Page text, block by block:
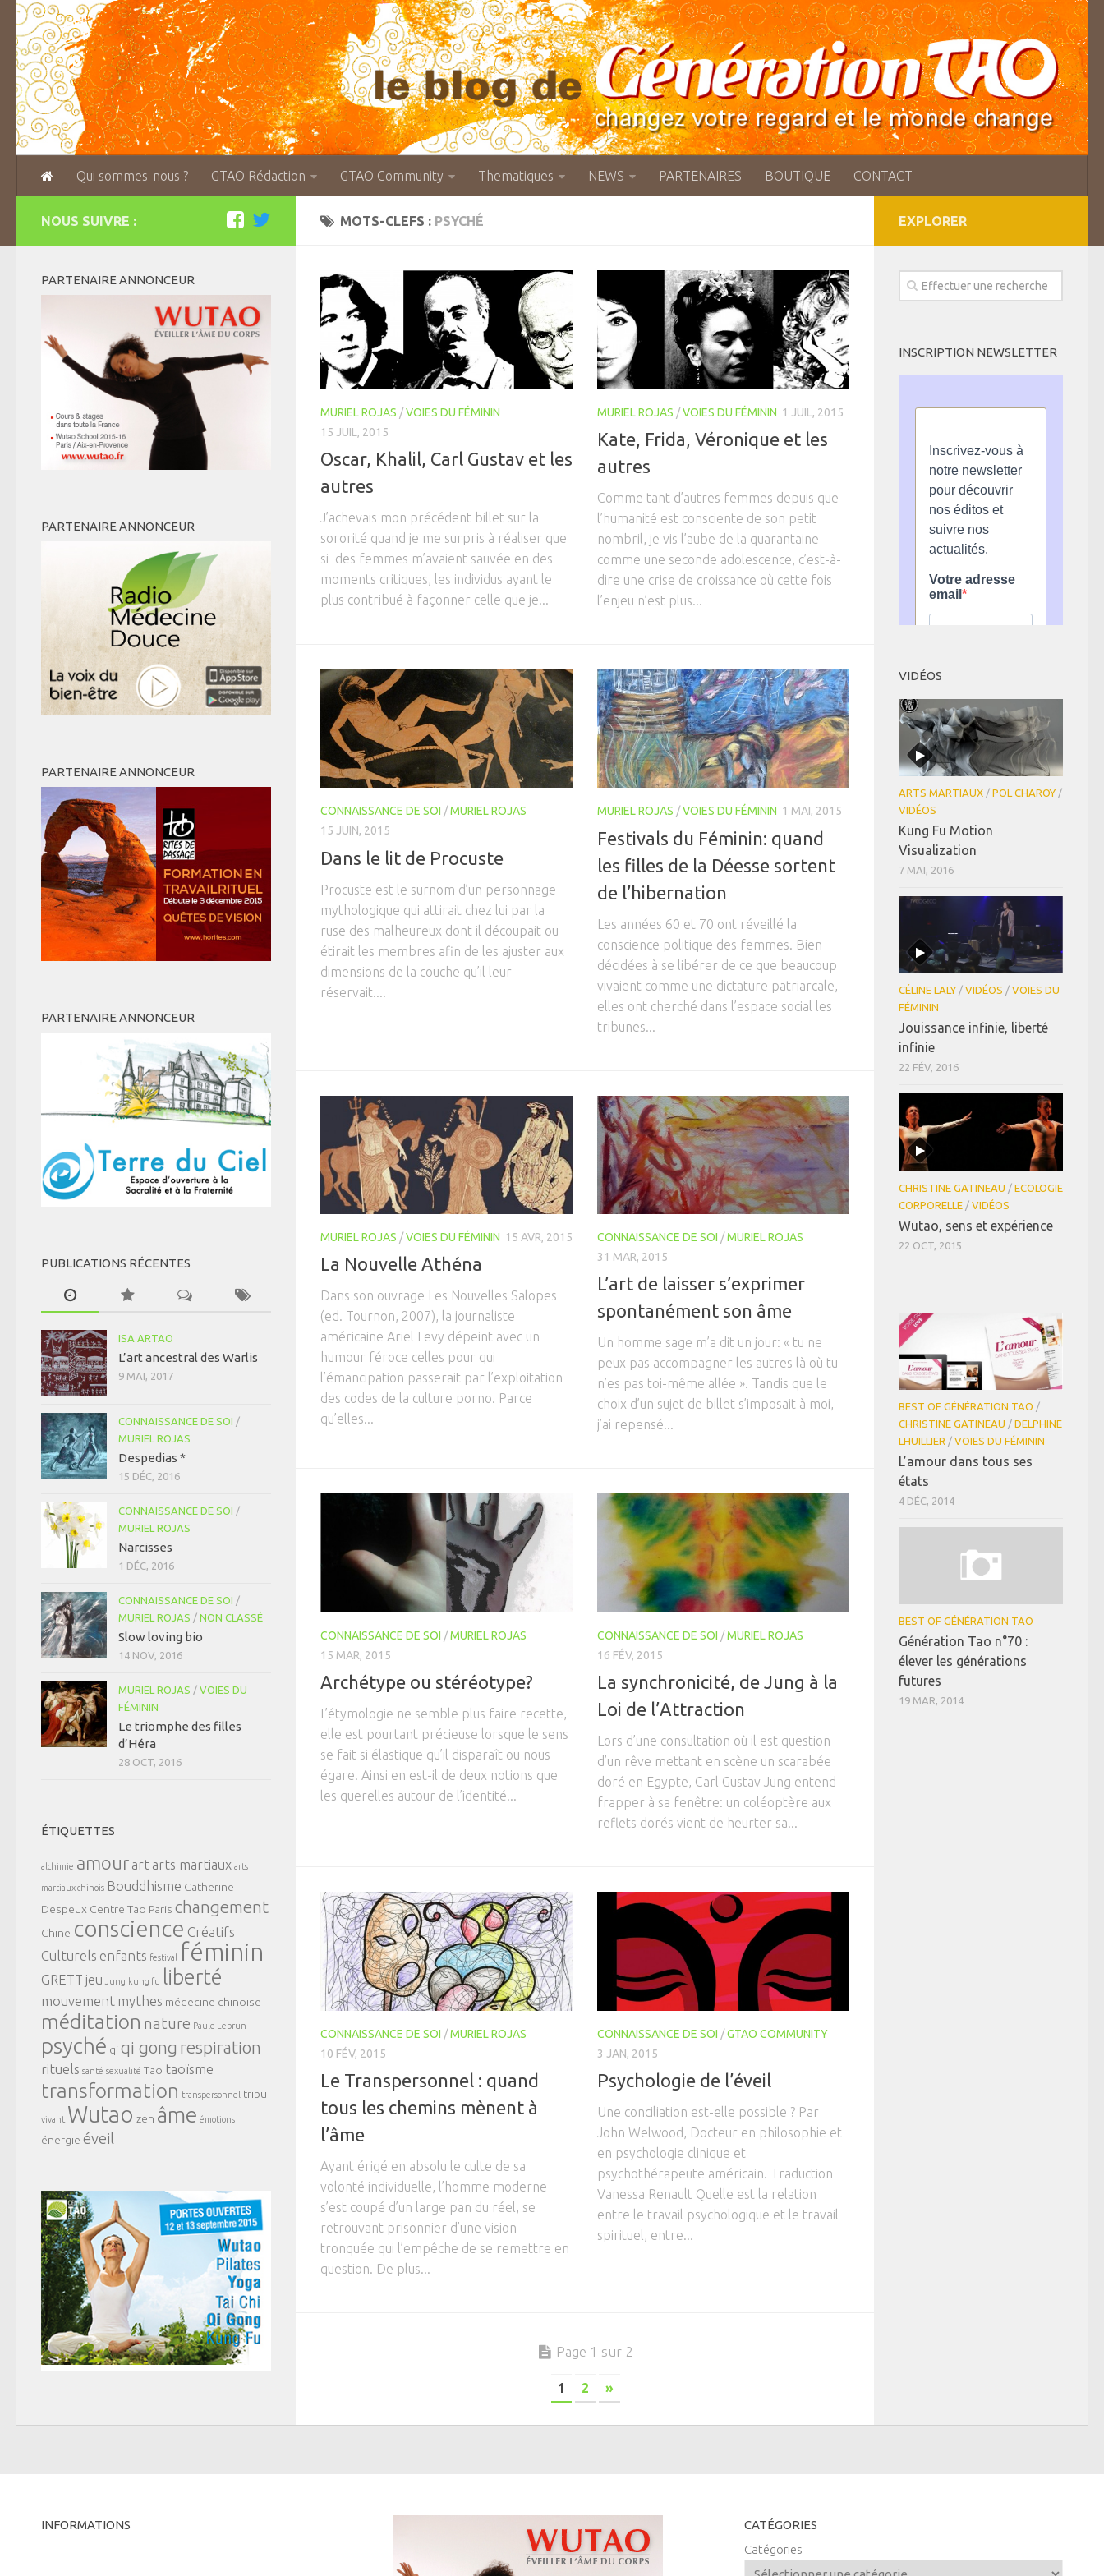
Qui sommes-nous ? GTAO Rédaction GTAO Community Thematiques NEWS PARTENAIRES BOUTIQUE CONTACT
MOTS-CLEFS : PSYCHÉ
MURIEL ROJAS /VOIES DU FÉMININ
15 JUIL, 2015
Oscar, Khalil, Carl Gustav et les
autres
J’achevais mon précédent billet sur la
sororité quand je me surpris à réaliser que
si des femmes m’avaient sauvée en des
moments critiques, les individus ayant le
plus contribué à façonner celle que je...
MURIEL ROJAS /VOIES DU FÉMININ 1 JUIL, 2015
Kate, Frida, Véronique et les
autres
Comme tant d’autres femmes depuis que
l’humanité est consciente de son petit
nombril, je vis l’aube de la quarantaine
comme une seconde adolescence, c’est-à-
dire une crise de croissance où cette fois
l’enjeu n’est plus...
CONNAISSANCE DE SOI /MURIEL ROJAS
15 JUIN, 2015
Dans le lit de Procuste
Procuste est le surnom d’un personnage
mythologique qui attirait chez lui par la
ruse des malheureux dont il découpait ou
étirait les membres afin de les ajuster aux
dimensions de la couche qu’il leur
réservait....
MURIEL ROJAS /VOIES DU FÉMININ 1 MAI, 2015
Festivals du Féminin: quand
les filles de la Déesse sortent
de l’hibernation
Les années 60 et 70 ont réveillé la
conscience politique des femmes. Bien
décidées à se libérer de ce que beaucoup
vivaient comme une dictature patriarcale,
elles ont cherché dans l’espace social les
tribunes...
MURIEL ROJAS /VOIES DU FÉMININ 15 AVR, 2015
La Nouvelle Athéna
Dans son ouvrage Les Nouvelles Salopes
(ed. Tournon, 2007), la journaliste
américaine Ariel Levy dépeint avec un
humour féroce celles pour qui
l’émancipation passerait par l’exploitation
des codes de la culture porno. Parce
qu’elles...
CONNAISSANCE DE SOI /MURIEL ROJAS
31 MAR, 2015
L’art de laisser s’exprimer
spontanément son âme
Un homme sage m’a dit un jour: « tu ne
peux pas accompagner les autres là où tu
n’es pas toi-même allée ». Tandis que le
choix d’un sujet de billet s’imposait à moi,
j’ai repensé...
CONNAISSANCE DE SOI /MURIEL ROJAS
15 MAR, 2015
Archétype ou stéréotype?
L’étymologie ne semble plus faire recette,
elle est pourtant précieuse lorsque le sens
se fait si élastique qu’il disparaît ou nous
égare. Ainsi en est-il de deux notions que
les querelles autour de l’identité...
CONNAISSANCE DE SOI /MURIEL ROJAS
16 FÉV, 2015
La synchronicité, de Jung à la
Loi de l’Attraction
Lors d’une consultation où il est question
d’un rêve mettant en scène un scarabée
doré en Egypte, Carl Gustav Jung entend
frapper à sa fenêtre: un coléoptère aux
reflets dorés vient de heurter sa...
CONNAISSANCE DE SOI /MURIEL ROJAS
10 FÉV, 2015
Le Transpersonnel : quand
tous les chemins mènent à
l’âme
Ayant érigé en absolu le culte de sa
volonté individuelle, l’homme moderne
s’est coupé d’un large pan du réel, se
retrouvant prisonnier d’une vision
tronquée qui l’empêche de se remettre en
question. De plus...
CONNAISSANCE DE SOI /GTAO COMMUNITY
3 JAN, 2015
Psychologie de l’éveil
Une conciliation est-elle possible ? Par
John Welwood, Docteur en philosophie et
en psychologie clinique et
psychothérapeute américain. Traduction
Vanessa Renault Quelle est la relation
entre le travail psychologique et le travail
spirituel, entre...
Page 1 sur 2
1 2 »
NOUS SUIVRE :
PARTENAIRE ANNONCEUR
PARTENAIRE ANNONCEUR
PARTENAIRE ANNONCEUR
PARTENAIRE ANNONCEUR
PUBLICATIONS RÉCENTES
ISA ARTAO
L’art ancestral des Warlis
9 MAI, 2017
CONNAISSANCE DE SOI /
MURIEL ROJAS
Despedias *
15 DÉC, 2016
CONNAISSANCE DE SOI /
MURIEL ROJAS
Narcisses
1 DÉC, 2016
CONNAISSANCE DE SOI /
MURIEL ROJAS / NON CLASSÉ
Slow loving bio
14 NOV, 2016
MURIEL ROJAS / VOIES DU
FÉMININ
Le triomphe des filles
d’Héra
28 OCT, 2016
ÉTIQUETTES
alchimie amour art arts martiaux arts
martiaux chinois Bouddhisme Catherine
Despeux Centre Tao Paris changement
Chine conscience Créatifs
Culturels enfants festival féminin
GRETT jeu Jung kung fu liberté
mouvement mythes médecine chinoise
méditation nature Paule Lebrun
psyché qi qi gong respiration
rituels santé sexualité Tao taoïsme
transformation transpersonnel tribu
vivant Wutao zen âme émotions
énergie éveil
EXPLORER
INSCRIPTION NEWSLETTER
VIDÉOS
ARTS MARTIAUX / POL CHAROY /
VIDÉOS
Kung Fu Motion
Visualization
7 MAI, 2016
CÉLINE LALY / VIDÉOS / VOIES DU
FÉMININ
Jouissance infinie, liberté
infinie
22 FÉV, 2016
CHRISTINE GATINEAU / ECOLOGIE
CORPORELLE / VIDÉOS
Wutao, sens et expérience
22 OCT, 2015
BEST OF GÉNÉRATION TAO /
CHRISTINE GATINEAU / DELPHINE
LHUILLIER / VOIES DU FÉMININ
L’amour dans tous ses
états
4 DÉC, 2014
BEST OF GÉNÉRATION TAO
Génération Tao n°70 :
élever les générations
futures
19 MAR, 2014
INFORMATIONS
CATÉGORIES
Catégories